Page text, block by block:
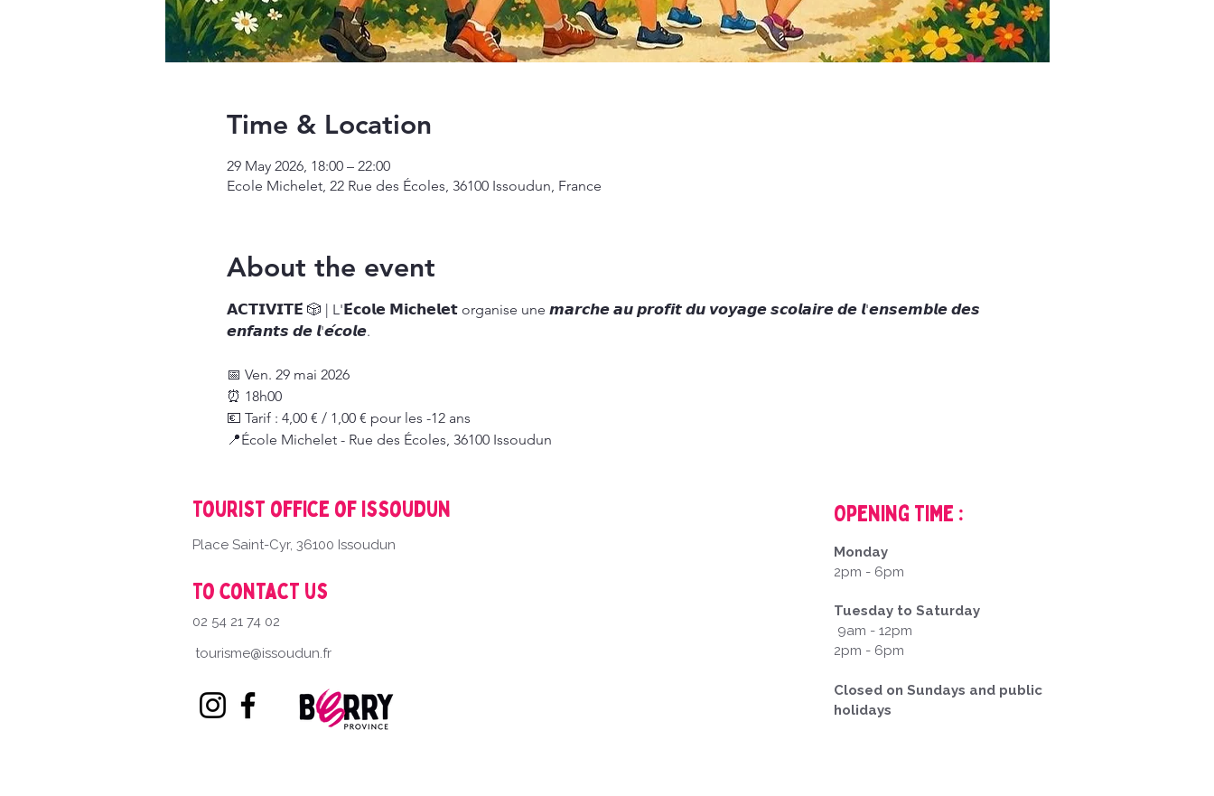
Time & Location
29 May 2026, 18:00 – 22:00
Ecole Michelet, 22 Rue des Écoles, 36100 Issoudun, France
About the event
𝗔𝗖𝗧𝗜𝗩𝗜𝗧𝗘́ 🎲 | L'𝗘́𝗰𝗼𝗹𝗲 𝗠𝗶𝗰𝗵𝗲𝗹𝗲𝘁 organise une 𝙢𝙖𝙧𝙘𝙝𝙚 𝙖𝙪 𝙥𝙧𝙤𝙛𝙞𝙩 𝙙𝙪 𝙫𝙤𝙮𝙖𝙜𝙚 𝙨𝙘𝙤𝙡𝙖𝙞𝙧𝙚 𝙙𝙚 𝙡'𝙚𝙣𝙨𝙚𝙢𝙗𝙡𝙚 𝙙𝙚𝙨
𝙚𝙣𝙛𝙖𝙣𝙩𝙨 𝙙𝙚 𝙡'𝙚́𝙘𝙤𝙡𝙚.
📅 Ven. 29 mai 2026
⏰ 18h00
💶 Tarif : 4,00 € / 1,00 € pour les -12 ans
📍École Michelet - Rue des Écoles, 36100 Issoudun
Place Saint-Cyr, 36100 Issoudun
Tourist office of Issoudun
To contact us
02 54 21 74 02
tourisme@issoudun.fr
Opening Time :
Monday
2pm - 6pm
Tuesday to Saturday
9am - 12pm
2pm - 6pm
Closed on Sundays and public
holidays